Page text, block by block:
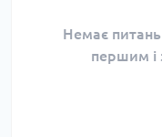
Немає
першим і